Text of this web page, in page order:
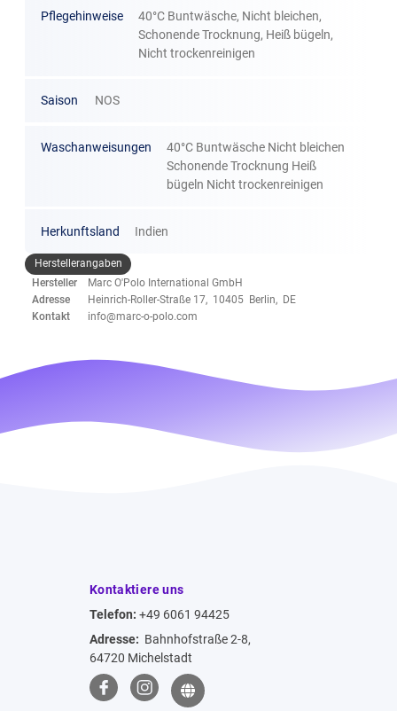
Pflegehinweise
40°C Buntwäsche, Nicht bleichen,
Schonende Trocknung, Heiß bügeln,
Nicht trockenreinigen
Saison NOS
Waschanweisungen
40°C Buntwäsche Nicht bleichen
Schonende Trocknung Heiß
bügeln Nicht trockenreinigen
Herkunftsland Indien
Herstellerangaben
Hersteller
Marc O'Polo International GmbH
Adresse
Heinrich-Roller-Straße 17, 10405 Berlin, DE
Kontakt
info@marc-o-polo.com
Kontaktiere uns
Telefon: +49 6061 94425
Adresse: Bahnhofstraße 2-8,
64720 Michelstadt